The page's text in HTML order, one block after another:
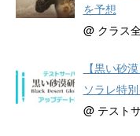
を予想
@ クラス
【黒い砂
ソラレ特
@ テスト